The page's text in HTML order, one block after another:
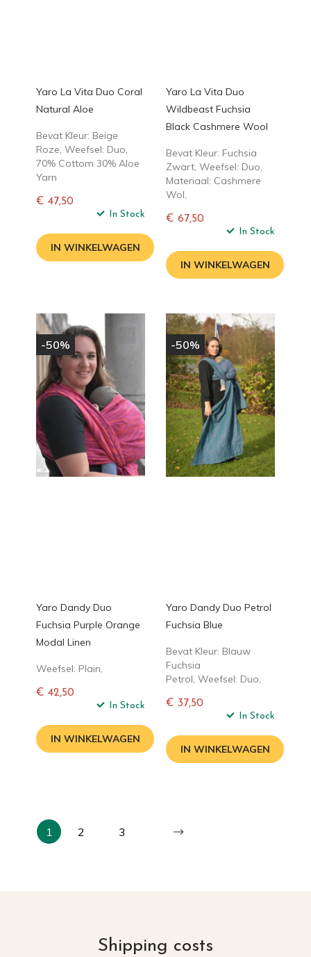
Yaro La Vita Duo Coral
Natural Aloe
Bevat Kleur: Beige
Roze, Weefsel: Duo,
70% Cottom 30% Aloe
Yarn
€ 47,50
In Stock
IN WINKELWAGEN
Yaro La Vita Duo
Wildbeast Fuchsia
Black Cashmere Wool
Bevat Kleur: Fuchsia
Zwart, Weefsel: Duo,
Materiaal: Cashmere
Wol,
€ 67,50
In Stock
IN WINKELWAGEN
-50%
Yaro Dandy Duo
Fuchsia Purple Orange
Modal Linen
Weefsel: Plain,
€ 42,50
In Stock
IN WINKELWAGEN
-50%
Yaro Dandy Duo Petrol
Fuchsia Blue
Bevat Kleur: Blauw
Fuchsia
Petrol, Weefsel: Duo,
€ 37,50
In Stock
IN WINKELWAGEN
1 2 3
Shipping costs